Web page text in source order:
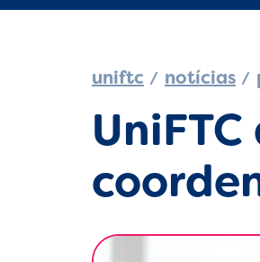
uniftc notícias